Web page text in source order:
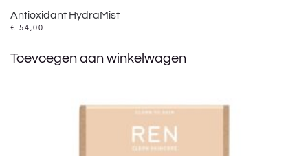
Antioxidant HydraMist
€ 54,00
Toevoegen aan winkelwagen